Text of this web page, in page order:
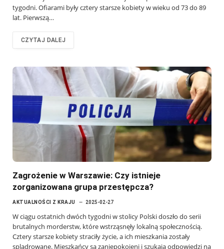
tygodni. Ofiarami były cztery starsze kobiety w wieku od 73 do 89
lat. Pierwszą…
CZYTAJ DALEJ
Zagrożenie w Warszawie: Czy istnieje
zorganizowana grupa przestępcza?
AKTUALNOŚCI Z KRAJU 2025-02-27
W ciągu ostatnich dwóch tygodni w stolicy Polski doszło do serii
brutalnych morderstw, które wstrząsnęły lokalną społecznością.
Cztery starsze kobiety straciły życie, a ich mieszkania zostały
splądrowane. Mieszkańcy są zaniepokojeni i szukają odpowiedzi na